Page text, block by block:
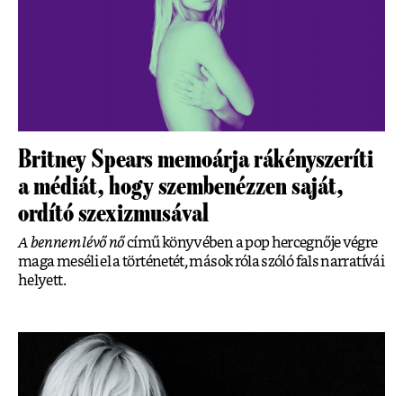
Britney Spears memoárja rákényszeríti
a médiát, hogy szembenézzen saját,
ordító szexizmusával
A bennem lévő nőcímű könyvében a pop hercegnője végre
maga meséli el a történetét, mások róla szóló fals narratívái
helyett.